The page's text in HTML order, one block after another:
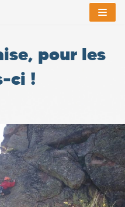
pour les
ci !